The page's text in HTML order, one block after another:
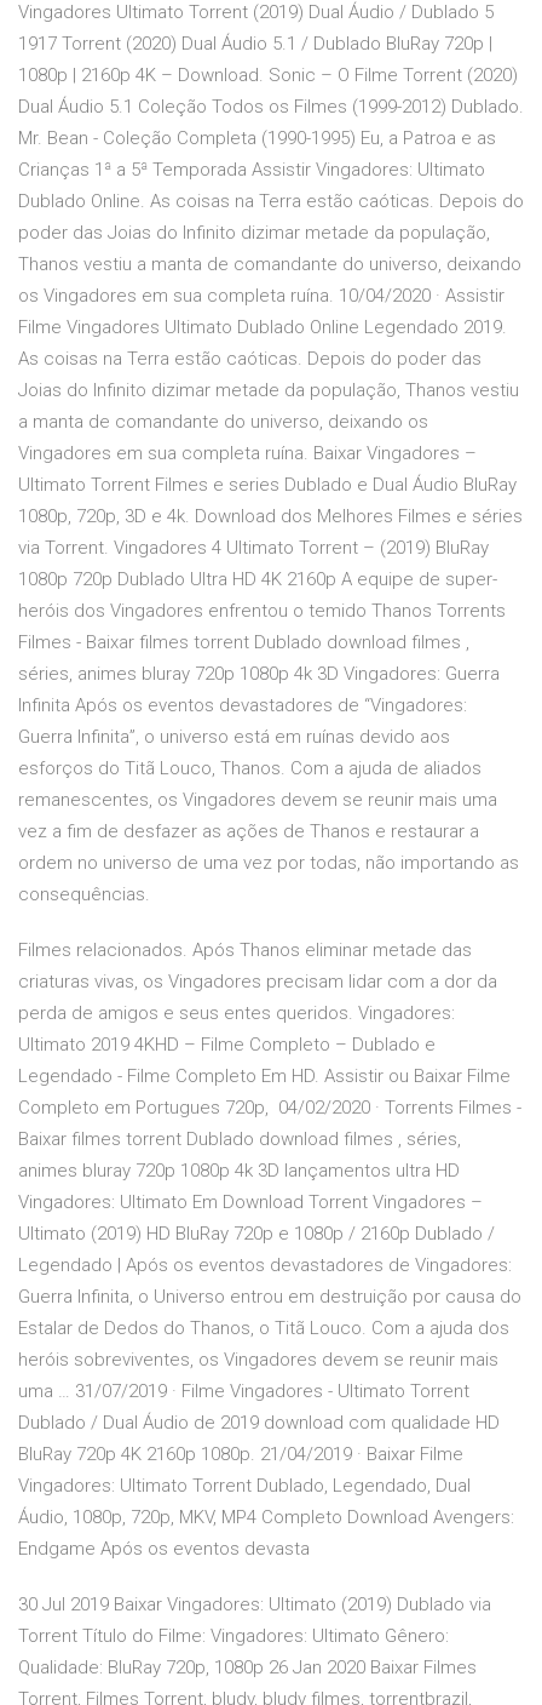
Vingadores Ultimato Torrent (2019) Dual Áudio / Dublado 5
1917 Torrent (2020) Dual Áudio 5.1 / Dublado BluRay 720p |
1080p | 2160p 4K – Download. Sonic – O Filme Torrent (2020)
Dual Áudio 5.1 Coleção Todos os Filmes (1999-2012) Dublado.
Mr. Bean - Coleção Completa (1990-1995) Eu, a Patroa e as
Crianças 1ª a 5ª Temporada Assistir Vingadores: Ultimato
Dublado Online. As coisas na Terra estão caóticas. Depois do
poder das Joias do Infinito dizimar metade da população,
Thanos vestiu a manta de comandante do universo, deixando
os Vingadores em sua completa ruína. 10/04/2020 · Assistir
Filme Vingadores Ultimato Dublado Online Legendado 2019.
As coisas na Terra estão caóticas. Depois do poder das
Joias do Infinito dizimar metade da população, Thanos vestiu
a manta de comandante do universo, deixando os
Vingadores em sua completa ruína. Baixar Vingadores –
Ultimato Torrent Filmes e series Dublado e Dual Áudio BluRay
1080p, 720p, 3D e 4k. Download dos Melhores Filmes e séries
via Torrent. Vingadores 4 Ultimato Torrent – (2019) BluRay
1080p 720p Dublado Ultra HD 4K 2160p A equipe de super-
heróis dos Vingadores enfrentou o temido Thanos Torrents
Filmes - Baixar filmes torrent Dublado download filmes ,
séries, animes bluray 720p 1080p 4k 3D Vingadores: Guerra
Infinita Após os eventos devastadores de “Vingadores:
Guerra Infinita”, o universo está em ruínas devido aos
esforços do Titã Louco, Thanos. Com a ajuda de aliados
remanescentes, os Vingadores devem se reunir mais uma
vez a fim de desfazer as ações de Thanos e restaurar a
ordem no universo de uma vez por todas, não importando as
consequências.
Filmes relacionados. Após Thanos eliminar metade das
criaturas vivas, os Vingadores precisam lidar com a dor da
perda de amigos e seus entes queridos. Vingadores:
Ultimato 2019 4KHD – Filme Completo – Dublado e
Legendado - Filme Completo Em HD. Assistir ou Baixar Filme
Completo em Portugues 720p, 04/02/2020 · Torrents Filmes -
Baixar filmes torrent Dublado download filmes , séries,
animes bluray 720p 1080p 4k 3D lançamentos ultra HD
Vingadores: Ultimato Em Download Torrent Vingadores –
Ultimato (2019) HD BluRay 720p e 1080p / 2160p Dublado /
Legendado | Após os eventos devastadores de Vingadores:
Guerra Infinita, o Universo entrou em destruição por causa do
Estalar de Dedos do Thanos, o Titã Louco. Com a ajuda dos
heróis sobreviventes, os Vingadores devem se reunir mais
uma … 31/07/2019 · Filme Vingadores - Ultimato Torrent
Dublado / Dual Áudio de 2019 download com qualidade HD
BluRay 720p 4K 2160p 1080p. 21/04/2019 · Baixar Filme
Vingadores: Ultimato Torrent Dublado, Legendado, Dual
Áudio, 1080p, 720p, MKV, MP4 Completo Download Avengers:
Endgame Após os eventos devasta
30 Jul 2019 Baixar Vingadores: Ultimato (2019) Dublado via
Torrent Título do Filme: Vingadores: Ultimato Gênero:
Qualidade: BluRay 720p, 1080p 26 Jan 2020 Baixar Filmes
Torrent, Filmes Torrent, bludv, bludv filmes, torrentbrazil,